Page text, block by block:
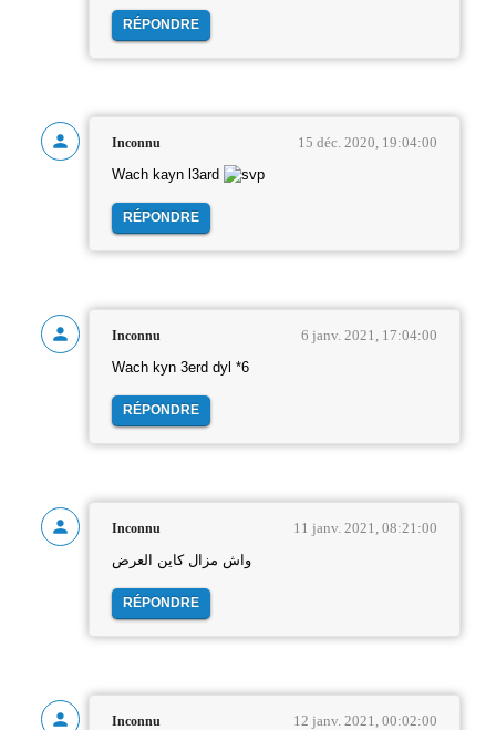
RÉPONDRE
Inconnu 15 déc. 2020, 19:04:00
Wach kayn l3ard
RÉPONDRE
Inconnu 6 janv. 2021, 17:04:00
Wach kyn 3erd dyl *6
RÉPONDRE
Inconnu 11 janv. 2021, 08:21:00
واش مزال كاين العرض
RÉPONDRE
Inconnu 12 janv. 2021, 00:02:00